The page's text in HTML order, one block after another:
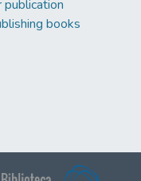
publication
books